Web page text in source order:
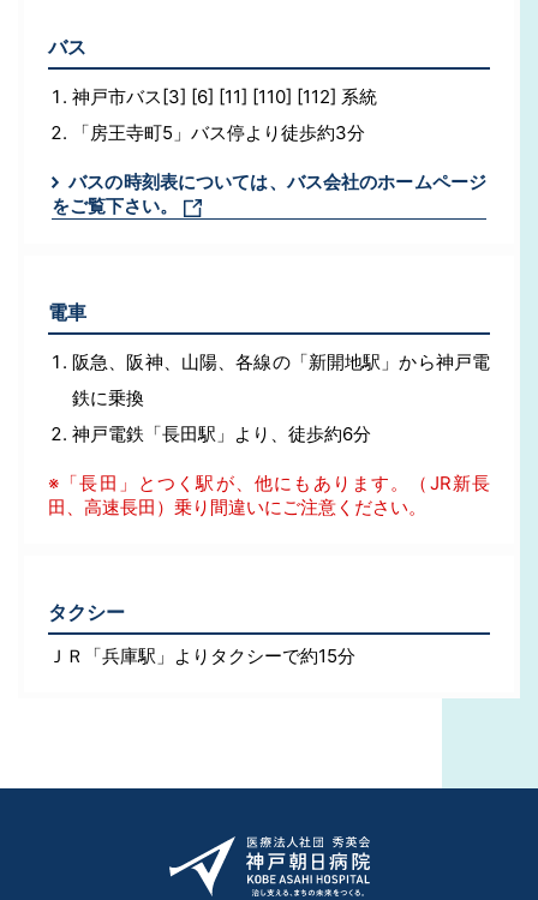
バス
神戸市バス[3] [6] [11] [110] [112] 系統
「房王寺町5」バス停より徒歩約3分
バスの時刻表については、バス会社のホームページ
をご覧下さい。
電車
阪急、阪神、山陽、各線の「新開地駅」から神戸電
鉄に乗換
神戸電鉄「長田駅」より、徒歩約6分
※「長田」とつく駅が、他にもあります。（JR新長
田、高速長田）乗り間違いにご注意ください。
タクシー
ＪＲ「兵庫駅」よりタクシーで約15分